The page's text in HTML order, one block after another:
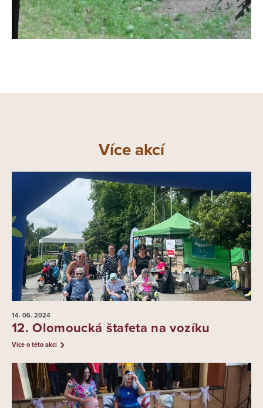
Více akcí
14. 06. 2024
12. Olomoucká štafeta na vozíku
Více o této akci